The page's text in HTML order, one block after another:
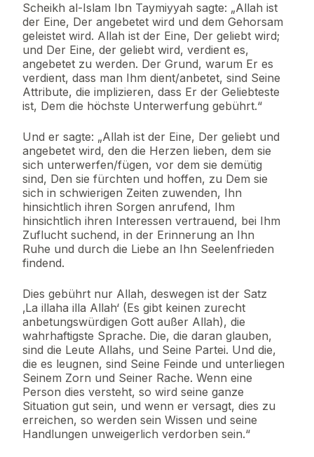
Scheikh al-Islam Ibn Taymiyyah sagte: „Allah ist
der Eine, Der angebetet wird und dem Gehorsam
geleistet wird. Allah ist der Eine, Der geliebt wird;
und Der Eine, der geliebt wird, verdient es,
angebetet zu werden. Der Grund, warum Er es
verdient, dass man Ihm dient/anbetet, sind Seine
Attribute, die implizieren, dass Er der Geliebteste
ist, Dem die höchste Unterwerfung gebührt.“
Und er sagte: „Allah ist der Eine, Der geliebt und
angebetet wird, den die Herzen lieben, dem sie
sich unterwerfen/fügen, vor dem sie demütig
sind, Den sie fürchten und hoffen, zu Dem sie
sich in schwierigen Zeiten zuwenden, Ihn
hinsichtlich ihren Sorgen anrufend, Ihm
hinsichtlich ihren Interessen vertrauend, bei Ihm
Zuflucht suchend, in der Erinnerung an Ihn
Ruhe und durch die Liebe an Ihn Seelenfrieden
findend.
Dies gebührt nur Allah, deswegen ist der Satz
‚La illaha illa Allah‘ (Es gibt keinen zurecht
anbetungswürdigen Gott außer Allah), die
wahrhaftigste Sprache. Die, die daran glauben,
sind die Leute Allahs, und Seine Partei. Und die,
die es leugnen, sind Seine Feinde und unterliegen
Seinem Zorn und Seiner Rache. Wenn eine
Person dies versteht, so wird seine ganze
Situation gut sein, und wenn er versagt, dies zu
erreichen, so werden sein Wissen und seine
Handlungen unweigerlich verdorben sein.“